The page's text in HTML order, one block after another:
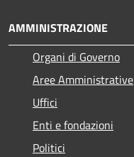
AMMINISTRAZIONE
Organi di Governo
Aree Amministrative
Uffici
Enti e fondazioni
Politici